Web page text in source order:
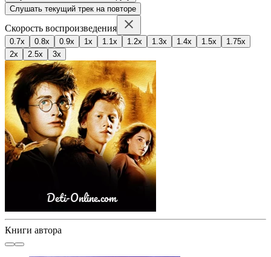
Слушать текущий трек на повторе
Скорость воспроизведения
0.7x 0.8x 0.9x 1x 1.1x 1.2x 1.3x 1.4x 1.5x
1.75x
2x
2.5x 3x
Книги автора